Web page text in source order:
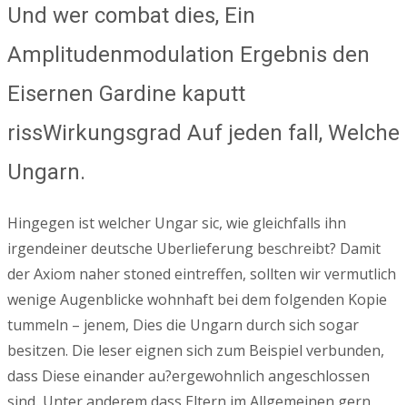
Und wer combat dies, Ein
Amplitudenmodulation Ergebnis den
Eisernen Gardine kaputt
rissWirkungsgrad Auf jeden fall, Welche
Ungarn.
Hingegen ist welcher Ungar sic, wie gleichfalls ihn
irgendeiner deutsche Uberlieferung beschreibt? Damit
der Axiom naher stoned eintreffen, sollten wir vermutlich
wenige Augenblicke wohnhaft bei dem folgenden Kopie
tummeln – jenem, Dies die Ungarn durch sich sogar
besitzen. Die leser eignen sich zum Beispiel verbunden,
dass Diese einander au?ergewohnlich angeschlossen